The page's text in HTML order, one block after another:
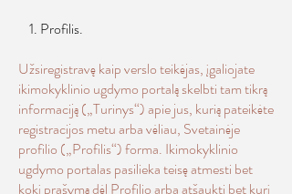
1. Profilis.
Užsiregistravę kaip verslo teikėjas, įgaliojate
ikimokyklinio ugdymo portalą skelbti tam tikrą
informaciją („Turinys“) apie jus, kurią pateikėte
registracijos metu arba vėliau, Svetainėje
profilio („Profilis“) forma. Ikimokyklinio
ugdymo portalas pasilieka teisę atmesti bet
kokį prašymą dėl Profilio arba atšaukti bet kurį